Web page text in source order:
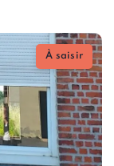
À saisir